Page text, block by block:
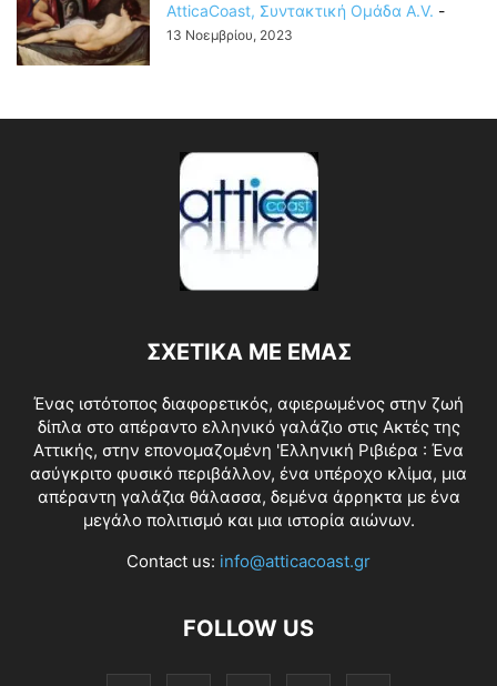
AtticaCoast, Συντακτική Ομάδα A.V. -
13 Νοεμβρίου, 2023
ΣΧΕΤΙΚΑ ΜΕ ΕΜΑΣ
Ένας ιστότοπος διαφορετικός, αφιερωμένος στην ζωή
δίπλα στο απέραντο ελληνικό γαλάζιο στις Ακτές της
Αττικής, στην επονομαζομένη 'Ελληνική Ριβιέρα : Ένα
ασύγκριτο φυσικό περιβάλλον, ένα υπέροχο κλίμα, μια
απέραντη γαλάζια θάλασσα, δεμένα άρρηκτα με ένα
μεγάλο πολιτισμό και μια ιστορία αιώνων.
Contact us: info@atticacoast.gr
FOLLOW US